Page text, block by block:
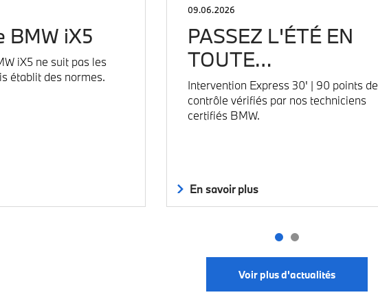
BMW iX5
iX5 ne suit pas les
établit des normes.
09.06.2026
PASSEZ L'ÉTÉ EN
TOUTE…
Intervention Express 30' | 90 points de
contrôle vérifiés par nos techniciens
certifiés BMW.
En savoir plus
Voir plus d'actualités